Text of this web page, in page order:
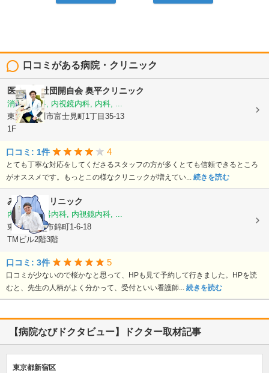
口コミがある病院・クリニック
医療法人社団開自会 奥平クリニック
消化器内科, 内視鏡内科, 内科, ...
東京都立川市富士見町1丁目35-13
1F
口コミ: 1件 4
とても丁寧な対応をしてくださるスタッフの方が多くとても信頼できるところ
がオススメです。もっとこの様なクリニックが増えてい... 続きを読む
みやもとクリニック
内科, 消化器内科, 内視鏡内科, ...
東京都立川市錦町1-6-18
TMビル2階3階
口コミ: 3件 5
口コミが少ないので桜かなと思って、HPも見て予約して行きました。HPを読
むと、先生の人柄がよく分かって、受付といい看護師... 続きを読む
【病院なびドクタビュー】ドクター取材記事
東京都新宿区